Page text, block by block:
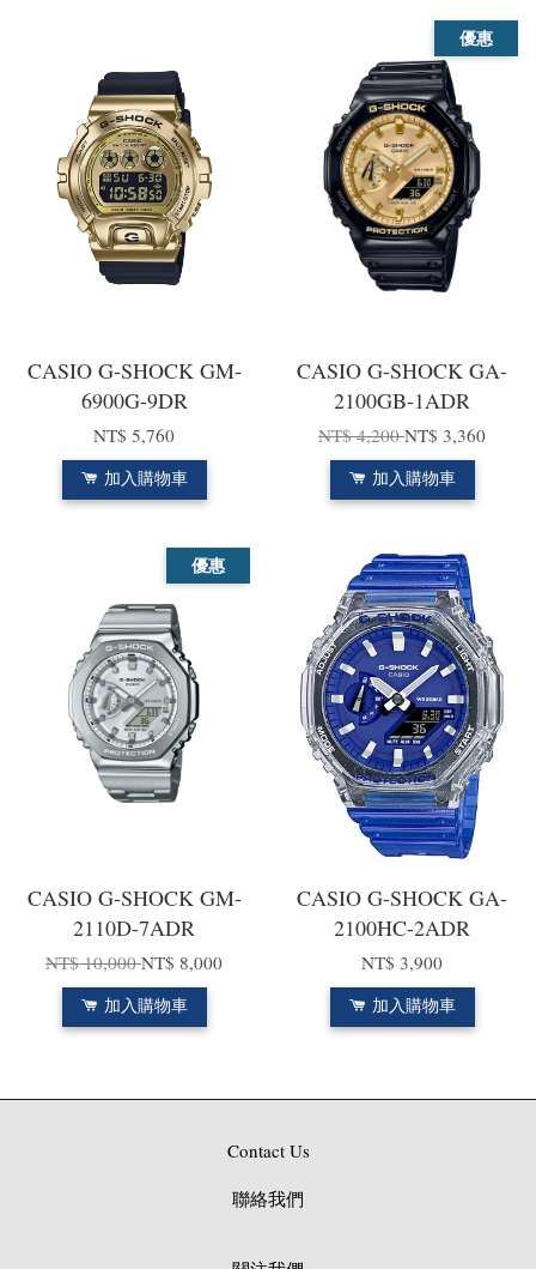
CASIO G-SHOCK GM-
6900G-9DR
NT$ 5,760
加入購物車
優惠
CASIO G-SHOCK GA-
2100GB-1ADR
NT$ 4,200NT$ 3,360
加入購物車
優惠
CASIO G-SHOCK GM-
2110D-7ADR
NT$ 10,000NT$ 8,000
加入購物車
CASIO G-SHOCK GA-
2100HC-2ADR
NT$ 3,900
加入購物車
Contact Us
聯絡我們